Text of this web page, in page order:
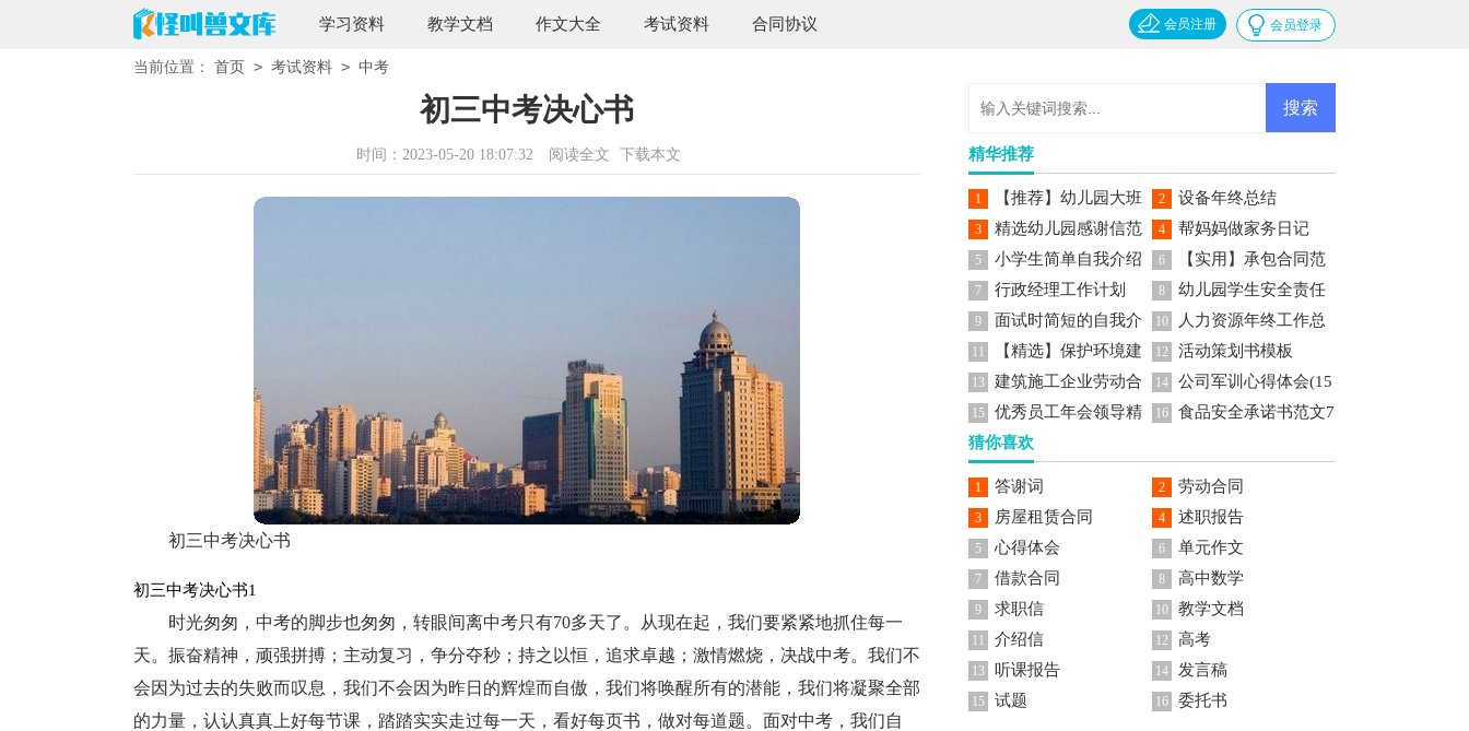
学习资料 教学文档 作文大全 考试资料 合同协议 会员登录
会员注册
当前位置： 首页 > 考试资料 > 中考
初三中考决心书
时间：2023-05-20 18:07:32 阅读全文 下载本文
初三中考决心书
初三中考决心书1
时光匆匆，中考的脚步也匆匆，转眼间离中考只有70多天了。从现在起，我们要紧紧地抓住每一
天。振奋精神，顽强拼搏；主动复习，争分夺秒；持之以恒，追求卓越；激情燃烧，决战中考。我们不
会因为过去的失败而叹息，我们不会因为昨日的辉煌而自傲，我们将唤醒所有的潜能，我们将凝聚全部
的力量，认认真真上好每节课，踏踏实实走过每一天，看好每页书，做对每道题。面对中考，我们自
精华推荐
1
【推荐】幼儿园大班
美术教案
2 设备年终总结
3
精选幼儿园感谢信范
文七篇
4 帮妈妈做家务日记
5 小学生简单自我介绍 6
【实用】承包合同范
文锦集六篇
7 行政经理工作计划 8
幼儿园学生安全责任
书
9
面试时简短的自我介
绍范文
10
人力资源年终工作总
结
11
【精选】保护环境建
议书作文集锦5篇
12 活动策划书模板
13
建筑施工企业劳动合
同15篇
14
公司军训心得体会(15
篇)
15
优秀员工年会领导精
彩发言稿范文
16
食品安全承诺书范文7
猜你喜欢
1 答谢词 2 劳动合同
3 房屋租赁合同 4 述职报告
5 心得体会 6 单元作文
7 借款合同 8 高中数学
9 求职信 10 教学文档
11 介绍信 12 高考
13 听课报告 14 发言稿
15 试题 16 委托书